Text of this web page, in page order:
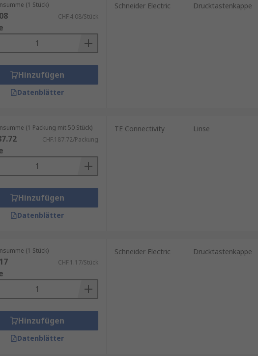
(1 Stück)
CHF.4.08/Stück
Hinzufügen
Datenblätter
Schneider Electric Drucktastenkappe
(1 Packung mit 50 Stück)
CHF.187.72/Packung
Hinzufügen
Datenblätter
TE Connectivity Linse
(1 Stück)
CHF.1.17/Stück
Hinzufügen
Datenblätter
Schneider Electric Drucktastenkappe